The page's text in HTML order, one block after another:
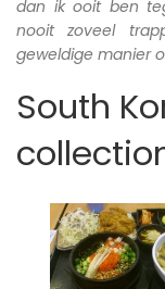
dan ik ooit ben
nooit zoveel
geweldige manier
South